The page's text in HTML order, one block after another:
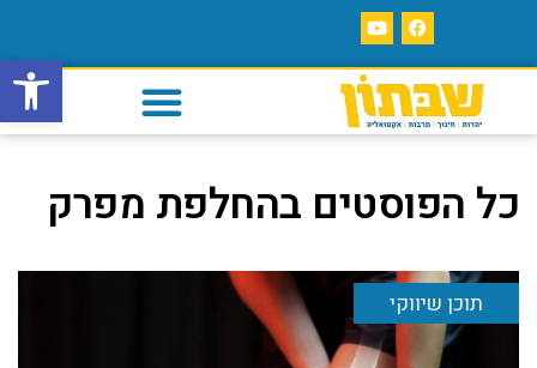
פתח
כל הפוסטים בהחלפת מפרק
תוכן שיווקי